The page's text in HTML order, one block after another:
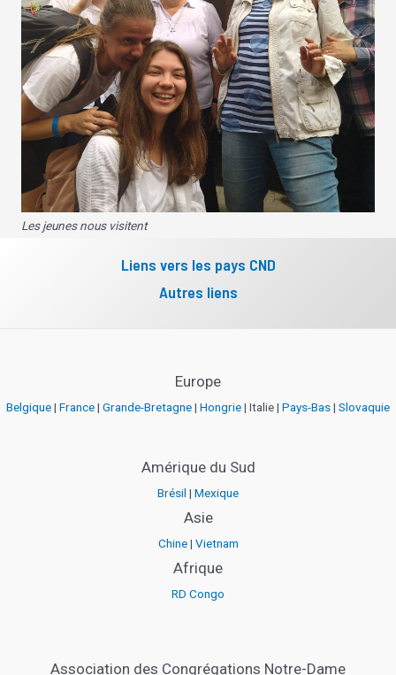
Les jeunes nous visitent
Liens vers les pays CND
Autres liens
Europe
Belgique| France| Grande-Bretagne| Hongrie| Italie | Pays-Bas| Slovaquie
Amérique du Sud
Brésil | Mexique
Asie
Chine| Vietnam
Afrique
RD Congo
Association des Congrégations Notre-Dame